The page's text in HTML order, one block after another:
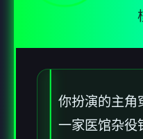
你扮演的主角
一家医馆杂役